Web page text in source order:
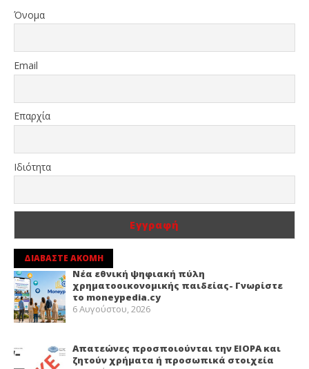
Όνομα
Email
Επαρχία
Ιδιότητα
ΔΙΑΒΑΣΤΕ ΑΚΟΜΗ
Νέα εθνική ψηφιακή πύλη
χρηματοοικονομικής παιδείας- Γνωρίστε
το moneypedia.cy
6 Αυγούστου, 2026
Απατεώνες προσποιούνται την EIOPA και
ζητούν χρήματα ή προσωπικά στοιχεία